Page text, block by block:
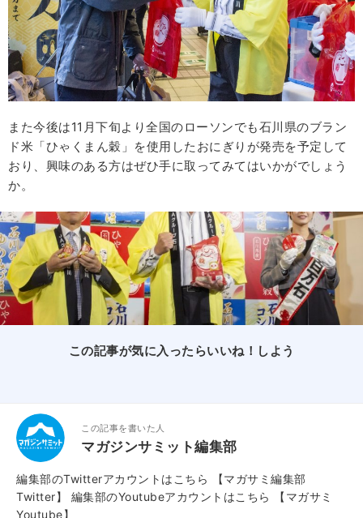
また今後は11月下旬より全国のローソンでも石川県のブラン
ド米「ひゃくまん穀」を使用したおにぎりが発売を予定して
おり、興味のある方はぜひ手に取ってみてはいかがでしょう
か。
この記事が気に入ったらいいね！しよう
この記事を書いた人
マガジンサミット編集部
編集部のTwitterアカウントはこちら
【マガサミ編集部
Twitter】
編集部のYoutubeアカウントはこちら
【マガサミ
Youtube】